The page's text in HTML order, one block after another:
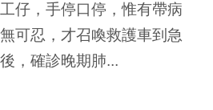
仔，手停口停，惟有帶病
可忍，才召喚救護車到急
，確診晚期肺...